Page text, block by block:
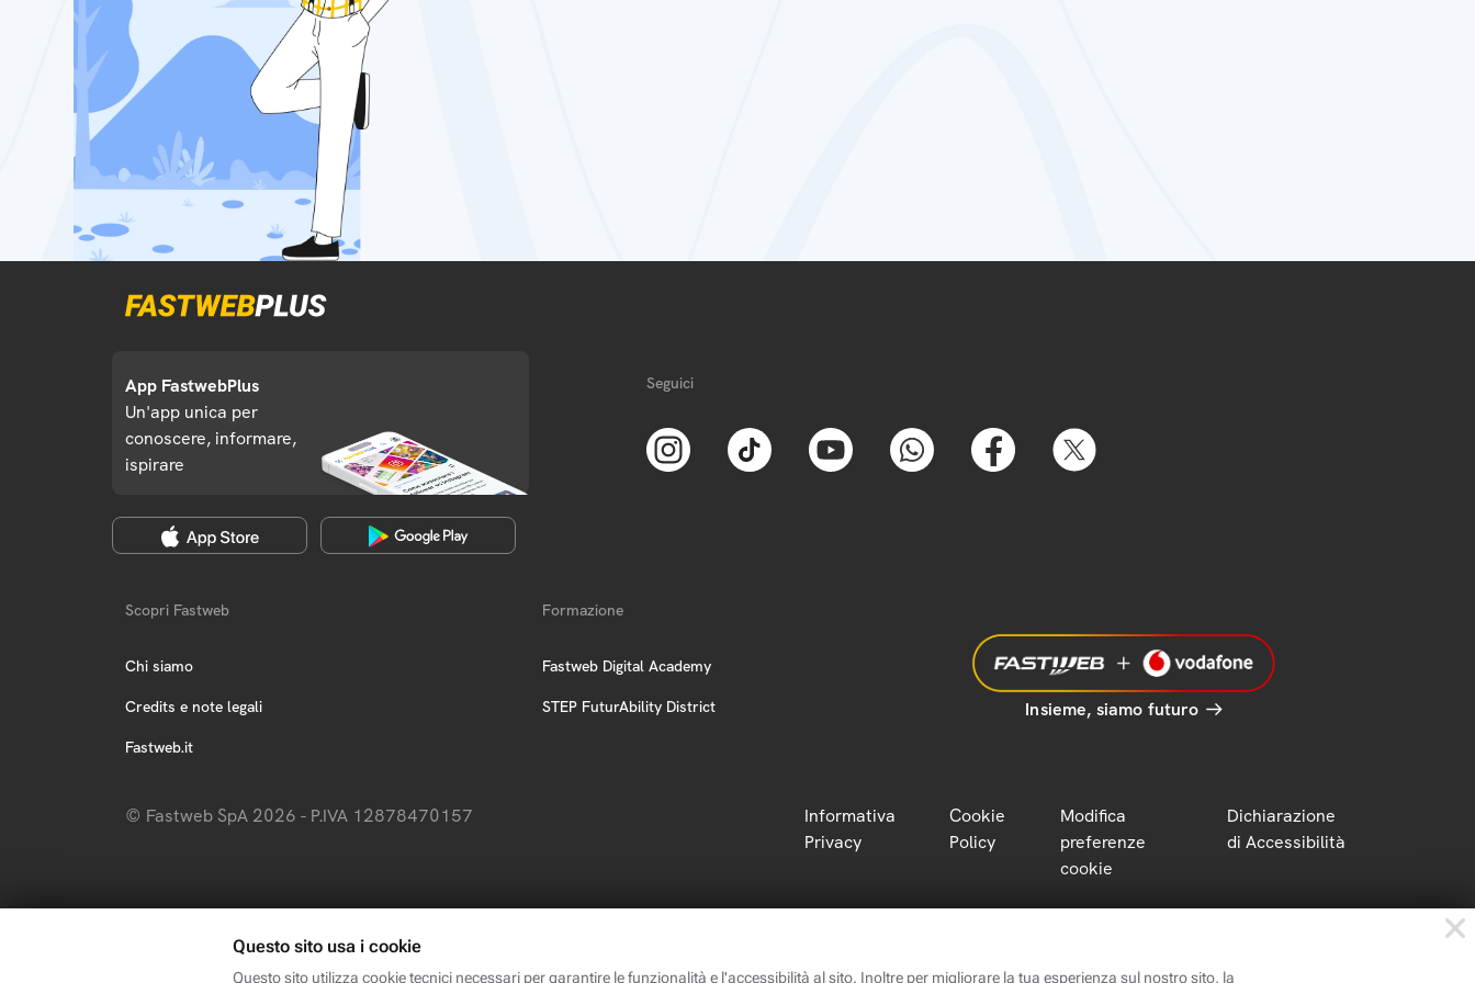
App FastwebPlus
Un'app unica per
conoscere, informare,
ispirare
Seguici
Scopri Fastweb
Chi siamo
Credits e note legali
Fastweb.it
Formazione
Fastweb Digital Academy
STEP FuturAbility District Insieme, siamo futuro
© Fastweb SpA 2026 - P.IVA 12878470157
Informativa
Privacy
Cookie
Policy
Modifica
preferenze
cookie
Dichiarazione
di Accessibilità